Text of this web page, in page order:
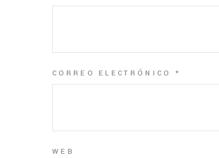
CORREO ELECTRÓNICO *
WEB